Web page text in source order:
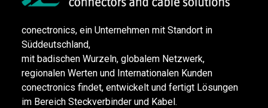
conectronics, ein Unternehmen mit Standort in
Süddeutschland,
mit badischen Wurzeln, globalem Netzwerk,
regionalen Werten und Internationalen Kunden
conectronics findet, entwickelt und fertigt Lösungen
im Bereich Steckverbinder und Kabel.